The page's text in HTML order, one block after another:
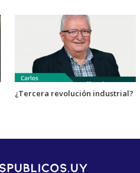
¿Tercera revolución industrial?